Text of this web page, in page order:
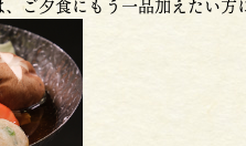
ご夕食にもう一品加えたい方